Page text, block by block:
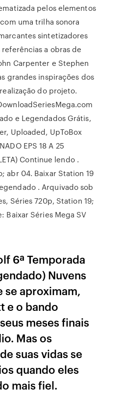
pelos elementos
uma trilha sonora
sintetizadores
a obras de
Carpenter e Stephen
grandes inspirações dos
do projeto.
e Legendados Grátis,
Uploaded, UpToBox
EPS 18 A 25
Continue lendo .
abr 04. Baixar Station 19
. Arquivado sob
Séries 720p, Station 19;
Baixar Séries Mega SV
6ª Temporada
Nuvens
se aproximam,
e o bando
meses finais
Mas os
suas vidas se
quando eles
mais fiel.